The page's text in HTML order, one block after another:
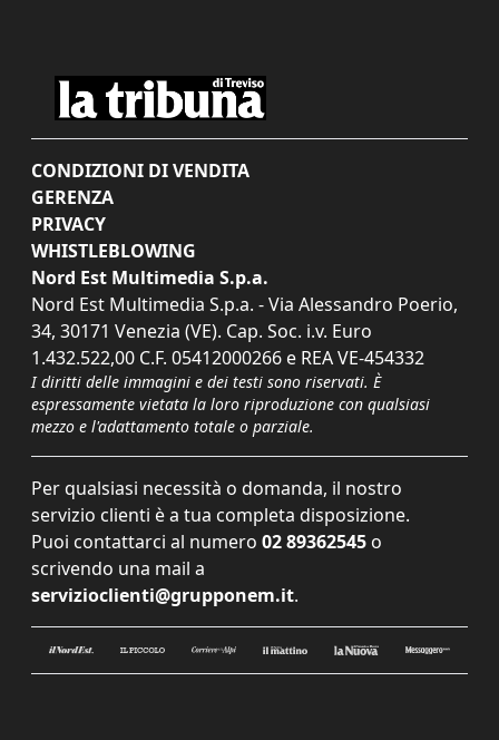
CONDIZIONI DI VENDITA
GERENZA
PRIVACY
WHISTLEBLOWING
Nord Est Multimedia S.p.a.
Nord Est Multimedia S.p.a. - Via Alessandro Poerio,
34, 30171 Venezia (VE). Cap. Soc. i.v. Euro
1.432.522,00 C.F. 05412000266 e REA VE-454332
I diritti delle immagini e dei testi sono riservati. È
espressamente vietata la loro riproduzione con qualsiasi
mezzo e l'adattamento totale o parziale.
Per qualsiasi necessità o domanda, il nostro
servizio clienti è a tua completa disposizione.
Puoi contattarci al numero 02 89362545 o
scrivendo una mail a
servizioclienti@grupponem.it.